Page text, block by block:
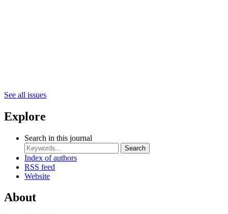
See all issues
Explore
Search in this journal
Search
Index of authors
RSS feed
Website
About